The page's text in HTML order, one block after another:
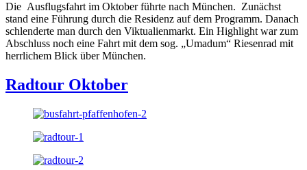
Die Ausflugsfahrt im Oktober führte nach München. Zunächst
stand eine Führung durch die Residenz auf dem Programm. Danach
schlenderte man durch den Viktualienmarkt. Ein Highlight war zum
Abschluss noch eine Fahrt mit dem sog. „Umadum“ Riesenrad mit
herrlichem Blick über München.
Radtour Oktober